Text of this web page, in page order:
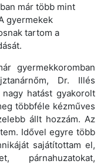
már több mint
gyermekek
tartom a
gyermekkoromban
Dr. Illés
hatást gyakorolt
többféle kézműves
állt hozzám. Az
Idővel egyre több
sajátítottam el,
párnahuzatokat,